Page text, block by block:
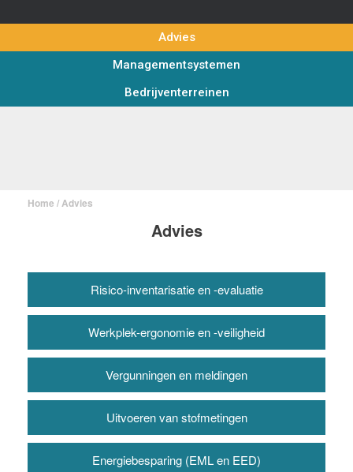
Advies
Managementsystemen
Bedrijventerreinen
Home / Advies
Advies
Risico-inventarisatie en -evaluatie
Werkplek-ergonomie en -veiligheid
Vergunningen en meldingen
Uitvoeren van stofmetingen
Energiebesparing (EML en EED)